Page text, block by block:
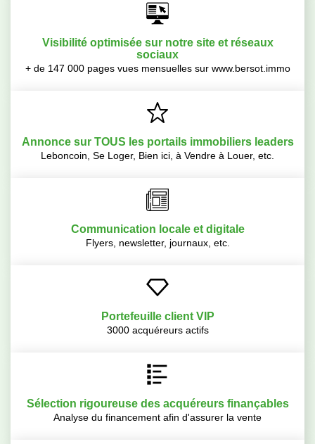
Visibilité optimisée sur notre site et réseaux
sociaux
+ de 147 000 pages vues mensuelles sur www.bersot.immo
Annonce sur TOUS les portails immobiliers leaders
Leboncoin, Se Loger, Bien ici, à Vendre à Louer, etc.
Communication locale et digitale
Flyers, newsletter, journaux, etc.
Portefeuille client VIP
3000 acquéreurs actifs
Sélection rigoureuse des acquéreurs finançables
Analyse du financement afin d'assurer la vente